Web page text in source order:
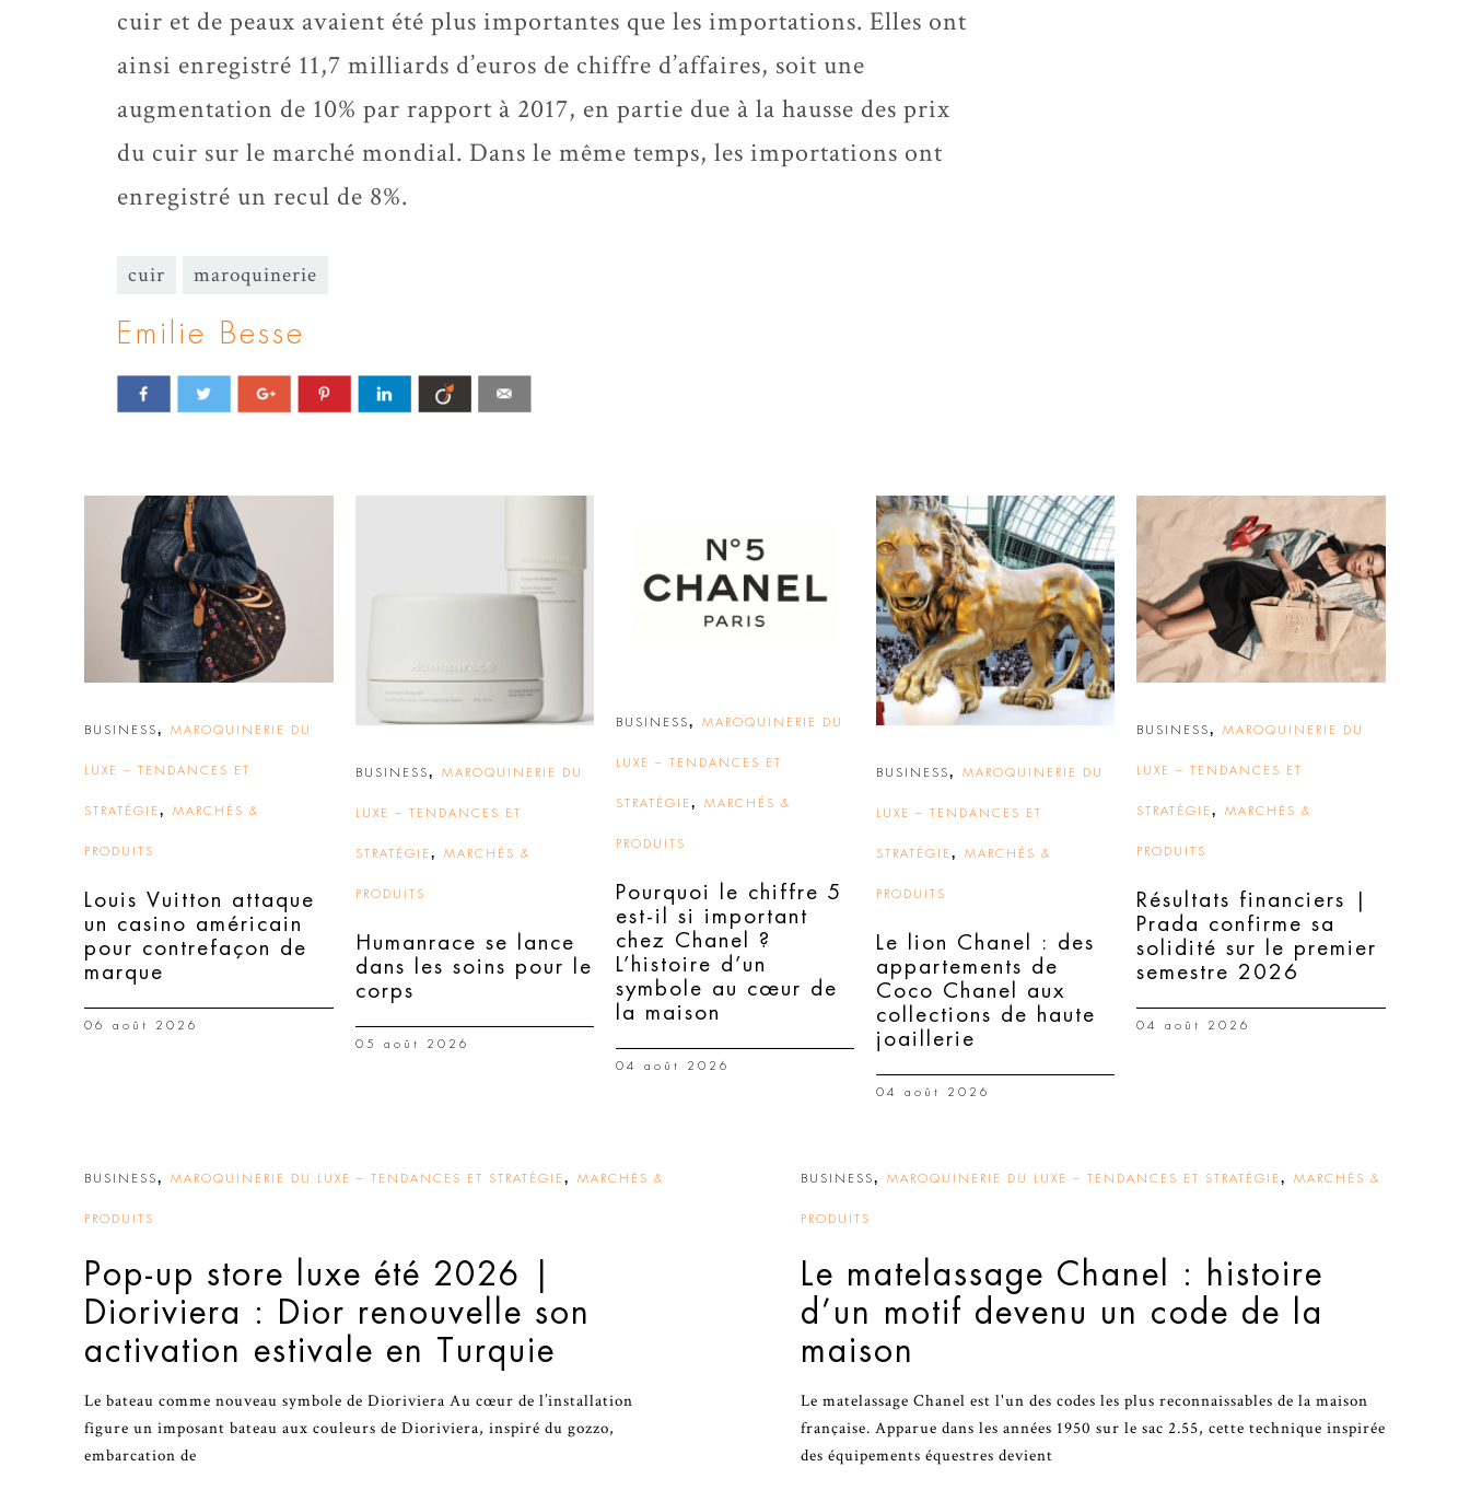
cuir et de peaux avaient été plus importantes que les importations. Elles ont
ainsi enregistré 11,7 milliards d’euros de chiffre d’affaires, soit une
augmentation de 10% par rapport à 2017, en partie due à la hausse des prix
du cuir sur le marché mondial. Dans le même temps, les importations ont
enregistré un recul de 8%.
cuir maroquinerie
Emilie Besse
BUSINESS, MAROQUINERIE DU
LUXE – TENDANCES ET
STRATÉGIE , MARCHÉS &
PRODUITS
Louis Vuitton attaque
un casino américain
pour contrefaçon de
marque
06 août 2026
BUSINESS, MAROQUINERIE DU
LUXE – TENDANCES ET
STRATÉGIE , MARCHÉS &
PRODUITS
Humanrace se lance
dans les soins pour le
corps
05 août 2026
BUSINESS, MAROQUINERIE DU
LUXE – TENDANCES ET
STRATÉGIE , MARCHÉS &
PRODUITS
Pourquoi le chiffre 5
est-il si important
chez Chanel ?
L’histoire d’un
symbole au cœur de
la maison
04 août 2026
BUSINESS, MAROQUINERIE DU
LUXE – TENDANCES ET
STRATÉGIE , MARCHÉS &
PRODUITS
Le lion Chanel : des
appartements de
Coco Chanel aux
collections de haute
joaillerie
04 août 2026
BUSINESS, MAROQUINERIE DU
LUXE – TENDANCES ET
STRATÉGIE , MARCHÉS &
PRODUITS
Résultats financiers |
Prada confirme sa
solidité sur le premier
semestre 2026
04 août 2026
BUSINESS, MAROQUINERIE DU LUXE – TENDANCES ET STRATÉGIE , MARCHÉS &
PRODUITS
Pop-up store luxe été 2026 |
Dioriviera : Dior renouvelle son
activation estivale en Turquie
Le bateau comme nouveau symbole de Dioriviera Au cœur de l’installation
figure un imposant bateau aux couleurs de Dioriviera, inspiré du gozzo,
embarcation de
BUSINESS, MAROQUINERIE DU LUXE – TENDANCES ET STRATÉGIE , MARCHÉS &
PRODUITS
Le matelassage Chanel : histoire
d’un motif devenu un code de la
maison
Le matelassage Chanel est l'un des codes les plus reconnaissables de la maison
française. Apparue dans les années 1950 sur le sac 2.55, cette technique inspirée
des équipements équestres devient